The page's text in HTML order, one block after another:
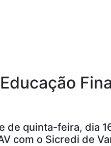
de quinta-feira, dia
com o Sicredi de